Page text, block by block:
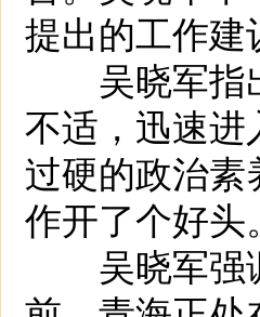
提出的工作建
吴晓军指出
不适，迅速
过硬的政治
作开了个好头。
吴晓军强调